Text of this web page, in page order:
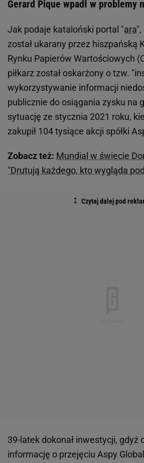
Gerard Pique wpadł w problemy
Jak podaje kataloński portal "ara
został ukarany przez hiszpańską
Rynku Papierów Wartościowych
piłkarz został oskarżony o tzw.
wykorzystywanie informacji
publicznie do osiągania zysku na
sytuację ze stycznia 2021 roku,
zakupił 104 tysiące akcji spółki
Zobacz też: Mundial w świecie
"Drutują każdego, kto wygląda
39-latek dokonał inwestycji, gdyż
informację o przejęciu Aspy